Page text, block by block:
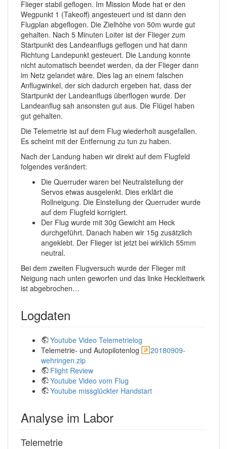
Flieger stabil geflogen. Im Mission Mode hat er den
Wegpunkt 1 (Takeoff) angesteuert und ist dann den
Flugplan abgeflogen. Die Zielhöhe von 50m wurde gut
gehalten. Nach 5 Minuten Loiter ist der Flieger zum
Startpunkt des Landeanflugs geflogen und hat dann
Richtung Landepunkt gesteuert. Die Landung konnte
nicht automatisch beendet werden, da der Flieger dann
im Netz gelandet wäre. Dies lag an einem falschen
Anflugwinkel, der sich dadurch ergeben hat, dass der
Startpunkt der Landeanflugs überflogen wurde. Der
Landeanflug sah ansonsten gut aus. Die Flügel haben
gut gehalten.
Die Telemetrie ist auf dem Flug wiederholt ausgefallen.
Es scheint mit der Entfernung zu tun zu haben.
Nach der Landung haben wir direkt auf dem Flugfeld
folgendes verändert:
Die Querruder waren bei Neutralstellung der
Servos etwas ausgelenkt. Dies erklärt die
Rollneigung. Die Einstellung der Querruder wurde
auf dem Flugfeld korrigiert.
Der Flug wurde mit 30g Gewicht am Heck
durchgeführt. Danach haben wir 15g zusätzlich
angeklebt. Der Flieger ist jetzt bei wirklich 55mm
neutral.
Bei dem zweiten Flugversuch wurde der Flieger mit
Neigung nach unten geworfen und das linke Heckleitwerk
ist abgebrochen…
Logdaten
Youtube Video Telemetrielog
Telemetrie- und Autopilotenlog
20180909-
wehringen.zip
Flight Review
Youtube Video vom Flug
Youtube missglückter Handstart
Analyse im Labor
Telemetrie